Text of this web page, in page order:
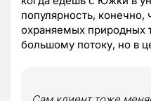
популярность, конечно,
охраняемых природных
большому потоку, но в